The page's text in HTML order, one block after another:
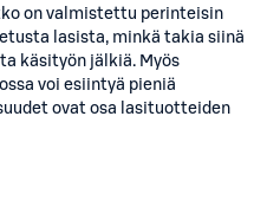
on valmistettu perinteisin
lasista, minkä takia siinä
käsityön jälkiä. Myös
voi esiintyä pieniä
ovat osa lasituotteiden